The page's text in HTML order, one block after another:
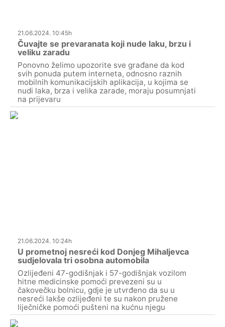
21.06.2024. 10:45h
Čuvajte se prevaranata koji nude laku, brzu i
veliku zaradu
Ponovno želimo upozorite sve građane da kod
svih ponuda putem interneta, odnosno raznih
mobilnih komunikacijskih aplikacija, u kojima se
nudi laka, brza i velika zarade, moraju posumnjati
na prijevaru
21.06.2024. 10:24h
U prometnoj nesreći kod Donjeg Mihaljevca
sudjelovala tri osobna automobila
Ozlijeđeni 47-godišnjak i 57-godišnjak vozilom
hitne medicinske pomoći prevezeni su u
čakovečku bolnicu, gdje je utvrđeno da su u
nesreći lakše ozlijeđeni te su nakon pružene
liječničke pomoći pušteni na kućnu njegu